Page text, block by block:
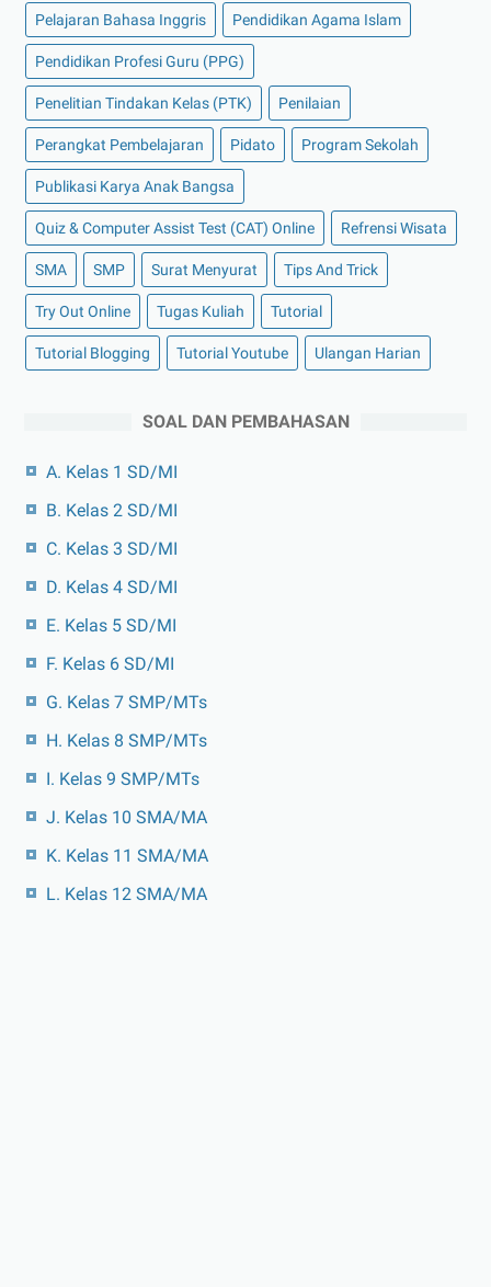
Pelajaran Bahasa Inggris Pendidikan Agama Islam
Pendidikan Profesi Guru (PPG)
Penelitian Tindakan Kelas (PTK) Penilaian
Perangkat Pembelajaran Pidato Program Sekolah
Publikasi Karya Anak Bangsa
Quiz & Computer Assist Test (CAT) Online Refrensi Wisata
SMA SMP Surat Menyurat Tips And Trick
Try Out Online Tugas Kuliah Tutorial
Tutorial Blogging Tutorial Youtube Ulangan Harian
SOAL DAN PEMBAHASAN
A. Kelas 1 SD/MI
B. Kelas 2 SD/MI
C. Kelas 3 SD/MI
D. Kelas 4 SD/MI
E. Kelas 5 SD/MI
F. Kelas 6 SD/MI
G. Kelas 7 SMP/MTs
H. Kelas 8 SMP/MTs
I. Kelas 9 SMP/MTs
J. Kelas 10 SMA/MA
K. Kelas 11 SMA/MA
L. Kelas 12 SMA/MA